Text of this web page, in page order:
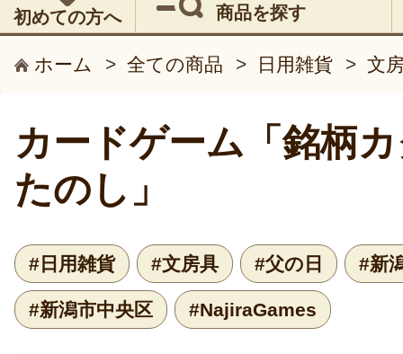
初めての方へ 商品を探す
ホーム > 全ての商品 > 日用雑貨 > 文
カードゲーム「銘柄
たのし」
#日用雑貨 #文房具 #父の日 #新
#新潟市中央区 #NajiraGames